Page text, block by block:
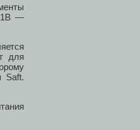
1В —
для
Saft.